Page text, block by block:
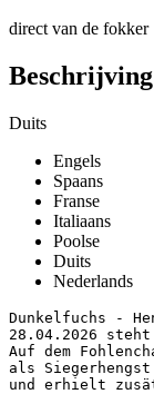
direct van de fokker
Beschrijving
Duits
Engels
Spaans
Franse
Italiaans
Poolse
Duits
Nederlands
Dunkelfuchs -
28.04.2026
Auf dem
als Siegerhengst
und erhielt